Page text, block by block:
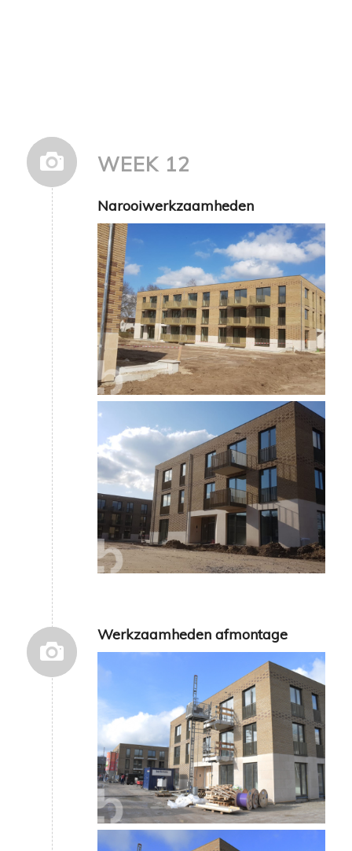
WEEK 12
Narooiwerkzaamheden
Werkzaamheden afmontage